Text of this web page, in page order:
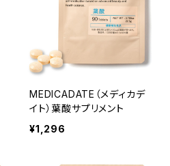
MEDICADATE（メディカデ
イト）葉酸サプリメント
¥1,296